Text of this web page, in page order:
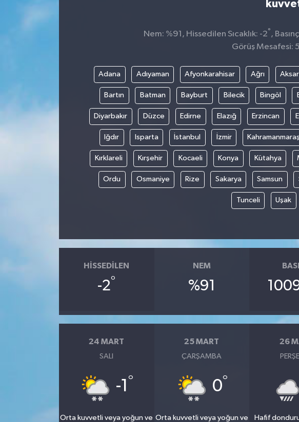
Nem: %91, Hissedilen Sıcaklık: -2° ,
Görüş Mesafesi:
Adana Adıyaman Afyonkarahisar Ağrı
Bartın Batman Bayburt Bilecik Bingöl
Diyarbakır Düzce Edirne Elazığ Erzincan
Iğdır Isparta İstanbul İzmir Kahramanmaraş
Kırklareli Kırşehir Kocaeli Konya Kütahya
Ordu Osmaniye Rize Sakarya Samsun
Tunceli Uşak
HISSEDILEN
-2°
NEM
%91
24 MART
SALI
-1 °
Orta kuvvetli veya yoğun ve
25 MART
ÇARŞAMBA
0°
Orta kuvvetli veya yoğun ve
26
Hafif